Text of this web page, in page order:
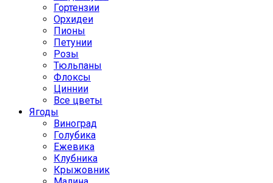
Гортензии
Орхидеи
Пионы
Петунии
Розы
Тюльпаны
Флоксы
Циннии
Все цветы
Ягоды
Виноград
Голубика
Ежевика
Клубника
Крыжовник